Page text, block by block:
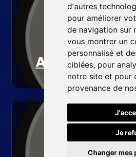
d'autres
pour améliorer
de navigation sur
vous montrer un
personnalisé et
ciblées, pour
notre site et pour
provenance de
Je
Changer mes
Accueil